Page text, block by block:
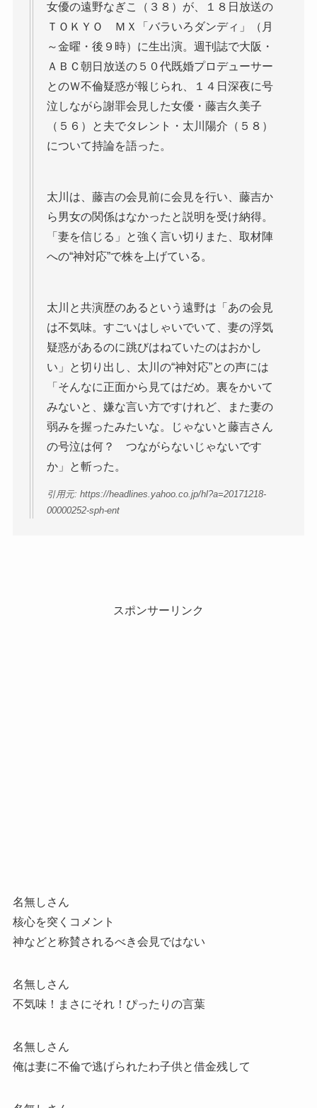
女優の遠野なぎこ（３８）が、１８日放送の
ＴＯＫＹＯ ＭＸ「バラいろダンディ」（月
～金曜・後９時）に生出演。週刊誌で大阪・
ＡＢＣ朝日放送の５０代既婚プロデューサー
とのＷ不倫疑惑が報じられ、１４日深夜に号
泣しながら謝罪会見した女優・藤吉久美子
（５６）と夫でタレント・太川陽介（５８）
について持論を語った。
太川は、藤吉の会見前に会見を行い、藤吉か
ら男女の関係はなかったと説明を受け納得。
「妻を信じる」と強く言い切りまた、取材陣
への“神対応”で株を上げている。
太川と共演歴のあるという遠野は「あの会見
は不気味。すごいはしゃいでいて、妻の浮気
疑惑があるのに跳びはねていたのはおかし
い」と切り出し、太川の“神対応”との声には
「そんなに正面から見てはだめ。裏をかいて
みないと、嫌な言い方ですけれど、また妻の
弱みを握ったみたいな。じゃないと藤吉さん
の号泣は何？ つながらないじゃないです
か」と斬った。
引用元: https://headlines.yahoo.co.jp/hl?a=20171218-
00000252-sph-ent
スポンサーリンク
名無しさん
核心を突くコメント
神などと称賛されるべき会見ではない
名無しさん
不気味！まさにそれ！ぴったりの言葉
名無しさん
俺は妻に不倫で逃げられたわ子供と借金残して